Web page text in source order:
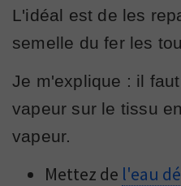
L'idéal est de les
semelle du fer les
Je m'explique : il
vapeur sur le tissu
vapeur.
Mettez de l'eau